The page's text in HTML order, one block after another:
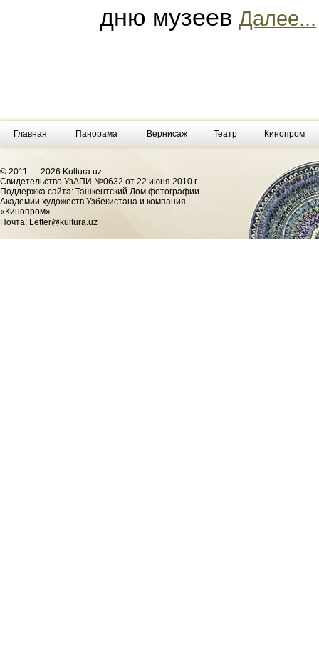
дню музеев Далее...
Главная Панорама Вернисаж Театр Кинопром
© 2011 — 2026 Kultura.uz.
Cвидетельство УзАПИ №0632 от 22 июня 2010 г.
Поддержка сайта: Ташкентский Дом фотографии
Академии художеств Узбекистана и компания
«Кинопром»
Почта: Letter@kultura.uz